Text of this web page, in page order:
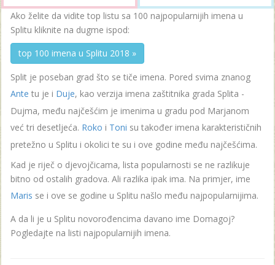
Ako želite da vidite top listu sa 100 najpopularnijih imena u
Splitu kliknite na dugme ispod:
top 100 imena u Splitu 2018 »
Split je poseban grad što se tiče imena. Pored svima znanog
Ante tu je i Duje, kao verzija imena zaštitnika grada Splita -
Dujma, među najčešćim je imenima u gradu pod Marjanom
već tri desetljeća. Roko i Toni su također imena karakterističnih
pretežno u Splitu i okolici te su i ove godine među najčešćima.
Kad je riječ o djevojčicama, lista popularnosti se ne razlikuje
bitno od ostalih gradova. Ali razlika ipak ima. Na primjer, ime
Maris se i ove se godine u Splitu našlo među najpopularnijima.
A da li je u Splitu novorođencima davano ime Domagoj?
Pogledajte na listi najpopularnijih imena.